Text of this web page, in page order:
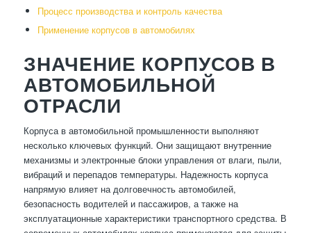
Процесс производства и контроль качества
Применение корпусов в автомобилях
ЗНАЧЕНИЕ КОРПУСОВ В
АВТОМОБИЛЬНОЙ
ОТРАСЛИ
Корпуса в автомобильной промышленности выполняют
несколько ключевых функций. Они защищают внутренние
механизмы и электронные блоки управления от влаги, пыли,
вибраций и перепадов температуры. Надежность корпуса
напрямую влияет на долговечность автомобилей,
безопасность водителей и пассажиров, а также на
эксплуатационные характеристики транспортного средства. В